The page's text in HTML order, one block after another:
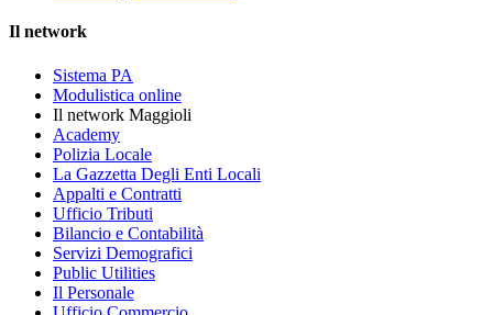
Il network
Sistema PA
Modulistica online
Il network Maggioli
Academy
Polizia Locale
La Gazzetta Degli Enti Locali
Appalti e Contratti
Ufficio Tributi
Bilancio e Contabilità
Servizi Demografici
Public Utilities
Il Personale